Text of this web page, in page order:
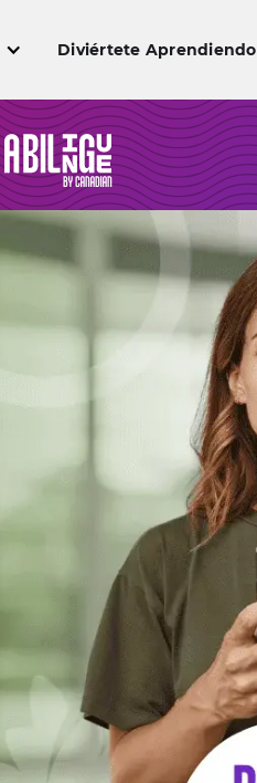
Diviértete Aprendiendo